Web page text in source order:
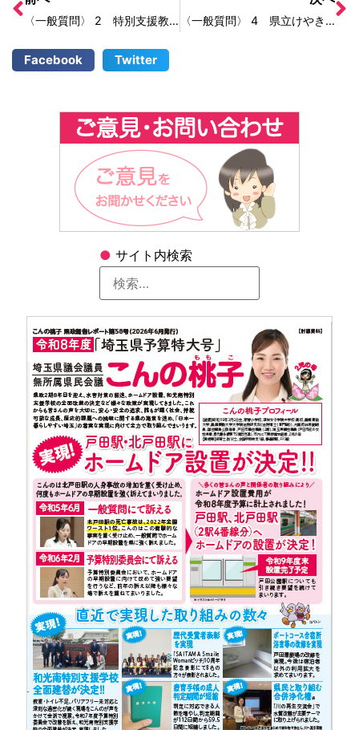
● サイト内検索
〈一般質問〉 2 特別支援教育について 〈一般質問〉 4 県立けやき特別支援学校での別室入試について
Facebook Twitter